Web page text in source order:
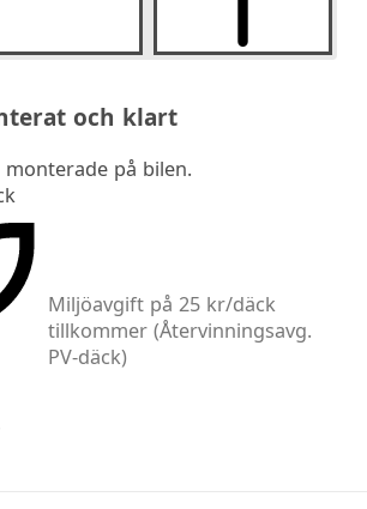
och klart
monterade på bilen.
Miljöavgift på 25 kr/däck
tillkommer (Återvinningsavg.
PV-däck)